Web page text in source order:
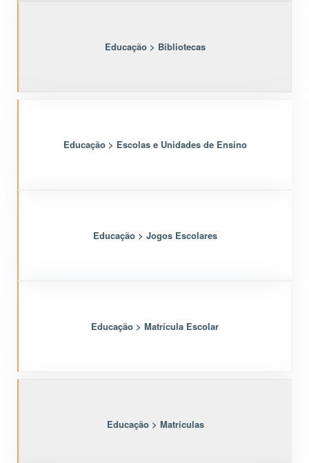
Educação > Bibliotecas
Educação > Escolas e Unidades de Ensino
Educação > Jogos Escolares
Educação > Matrícula Escolar
Educação > Matrículas